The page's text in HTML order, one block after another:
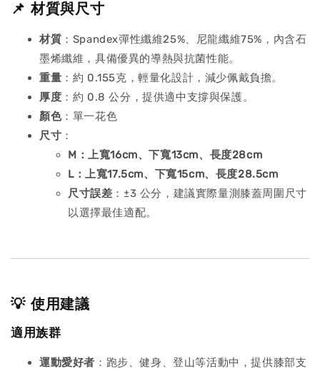
📌 材質與尺寸
材質 ：Spandex彈性纖維25%、尼龍纖維75%，內含石
墨烯纖維，具備優異的導熱與抗菌性能。
重量 ：約 0.155克，輕量化設計，減少佩戴負擔。
厚度 ：約 0.8 公分，提供適中支撐與保護。
顏色：單一花色
尺寸 ：
M：上寬16cm、下寬13cm、長度28cm
L：上寬17.5cm、下寬15cm、長度28.5cm
尺寸誤差 ：±3 公分，建議實際量測膝蓋周圍尺寸
以選擇最佳適配。
💡 使用建議
適用族群
運動愛好者 ：跑步、健身、登山等活動中，提供膝部支